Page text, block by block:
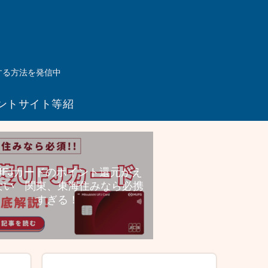
方法を発信中
トサイト等紹
介リンク
カードのポイント還元がえ
い 関東、東海住みなら必携
すぎる！